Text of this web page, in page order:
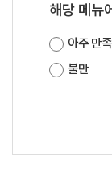
해당 메뉴
아주 만족
불만